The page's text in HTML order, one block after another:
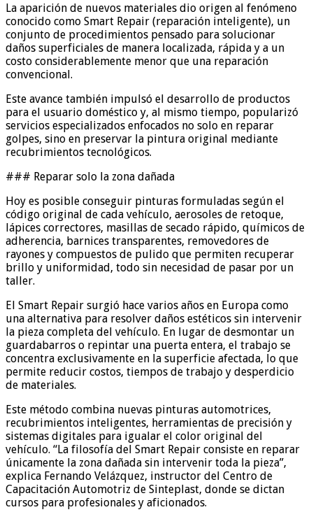
La aparición de nuevos materiales dio origen al fenómeno
conocido como Smart Repair (reparación inteligente), un
conjunto de procedimientos pensado para solucionar
daños superficiales de manera localizada, rápida y a un
costo considerablemente menor que una reparación
convencional.
Este avance también impulsó el desarrollo de productos
para el usuario doméstico y, al mismo tiempo, popularizó
servicios especializados enfocados no solo en reparar
golpes, sino en preservar la pintura original mediante
recubrimientos tecnológicos.
### Reparar solo la zona dañada
Hoy es posible conseguir pinturas formuladas según el
código original de cada vehículo, aerosoles de retoque,
lápices correctores, masillas de secado rápido, químicos de
adherencia, barnices transparentes, removedores de
rayones y compuestos de pulido que permiten recuperar
brillo y uniformidad, todo sin necesidad de pasar por un
taller.
El Smart Repair surgió hace varios años en Europa como
una alternativa para resolver daños estéticos sin intervenir
la pieza completa del vehículo. En lugar de desmontar un
guardabarros o repintar una puerta entera, el trabajo se
concentra exclusivamente en la superficie afectada, lo que
permite reducir costos, tiempos de trabajo y desperdicio
de materiales.
Este método combina nuevas pinturas automotrices,
recubrimientos inteligentes, herramientas de precisión y
sistemas digitales para igualar el color original del
vehículo. “La filosofía del Smart Repair consiste en reparar
únicamente la zona dañada sin intervenir toda la pieza”,
explica Fernando Velázquez, instructor del Centro de
Capacitación Automotriz de Sinteplast, donde se dictan
cursos para profesionales y aficionados.